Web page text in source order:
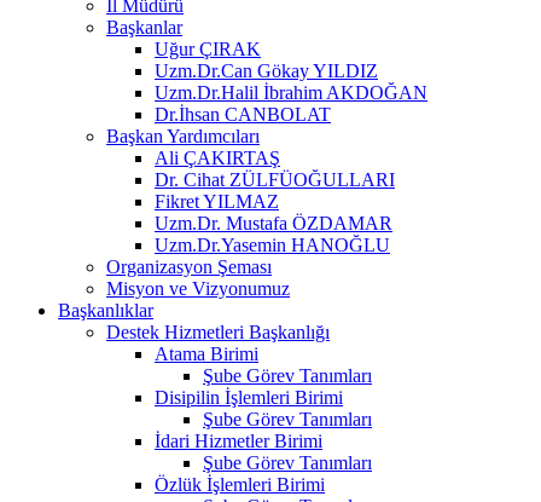
İl Müdürü
Başkanlar
Uğur ÇIRAK
Uzm.Dr.Can Gökay YILDIZ
Uzm.Dr.Halil İbrahim AKDOĞAN
Dr.İhsan CANBOLAT
Başkan Yardımcıları
Ali ÇAKIRTAŞ
Dr. Cihat ZÜLFÜOĞULLARI
Fikret YILMAZ
Uzm.Dr. Mustafa ÖZDAMAR
Uzm.Dr.Yasemin HANOĞLU
Organizasyon Şeması
Misyon ve Vizyonumuz
Başkanlıklar
Destek Hizmetleri Başkanlığı
Atama Birimi
Şube Görev Tanımları
Disipilin İşlemleri Birimi
Şube Görev Tanımları
İdari Hizmetler Birimi
Şube Görev Tanımları
Özlük İşlemleri Birimi